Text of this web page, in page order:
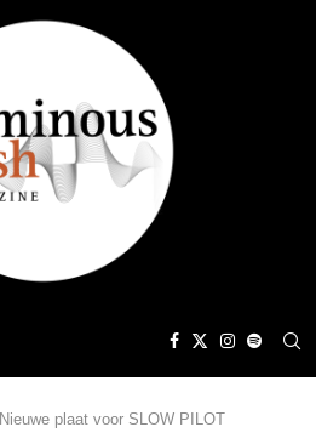
Nieuwe plaat voor SLOW PILOT